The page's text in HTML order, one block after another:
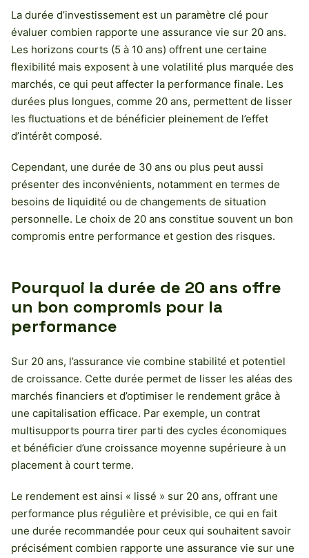
La durée d’investissement est un paramètre clé pour
évaluer combien rapporte une assurance vie sur 20 ans.
Les horizons courts (5 à 10 ans) offrent une certaine
flexibilité mais exposent à une volatilité plus marquée des
marchés, ce qui peut affecter la performance finale. Les
durées plus longues, comme 20 ans, permettent de lisser
les fluctuations et de bénéficier pleinement de l’effet
d’intérêt composé.
Cependant, une durée de 30 ans ou plus peut aussi
présenter des inconvénients, notamment en termes de
besoins de liquidité ou de changements de situation
personnelle. Le choix de 20 ans constitue souvent un bon
compromis entre performance et gestion des risques.
Pourquoi la durée de 20 ans offre
un bon compromis pour la
performance
Sur 20 ans, l’assurance vie combine stabilité et potentiel
de croissance. Cette durée permet de lisser les aléas des
marchés financiers et d’optimiser le rendement grâce à
une capitalisation efficace. Par exemple, un contrat
multisupports pourra tirer parti des cycles économiques
et bénéficier d’une croissance moyenne supérieure à un
placement à court terme.
Le rendement est ainsi « lissé » sur 20 ans, offrant une
performance plus régulière et prévisible, ce qui en fait
une durée recommandée pour ceux qui souhaitent savoir
précisément combien rapporte une assurance vie sur une